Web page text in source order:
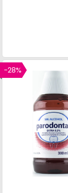
-28%